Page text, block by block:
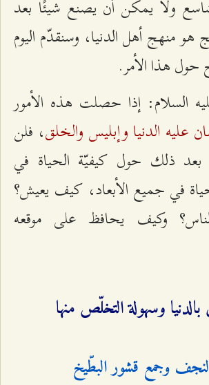
ولا يمكن أن يصنع شيئًا بعد
منهج أهل الدنيا، وسنقدّم اليوم
حول هذا الأمر.
السلام: إذا حصلت هذه الأمور
عليه الدنيا وإبليس والخلق، فلن
ذلك حول كيفيّة الحياة في
في جميع الأبعاد، كيف يعيش؟
وكيف يحافظ على موقعه
وسهولة التخلّص منها
وجمع قشور البطّيخ